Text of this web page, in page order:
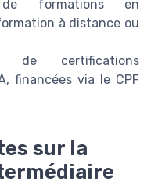
de formations en
à distance ou
de certifications
financées via le CPF
sur la